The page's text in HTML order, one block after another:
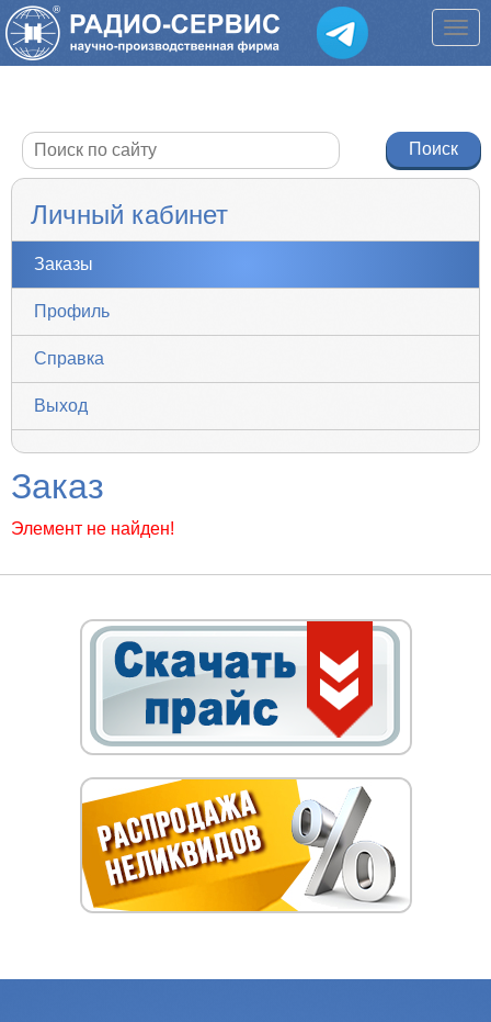
Личный кабинет
Заказы
Профиль
Справка
Выход
Заказ
Элемент не найден!